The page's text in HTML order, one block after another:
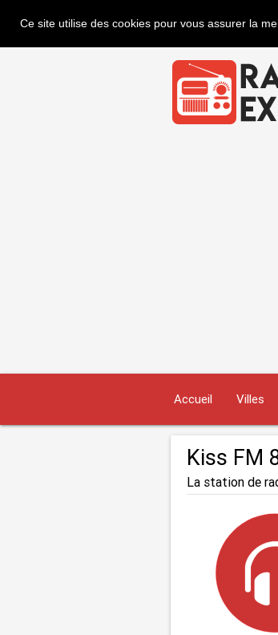
Ce site utilise des cookies pour vous assurer la
Accueil Villes
Kiss FM
La station de